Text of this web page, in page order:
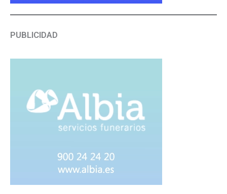
PUBLICIDAD